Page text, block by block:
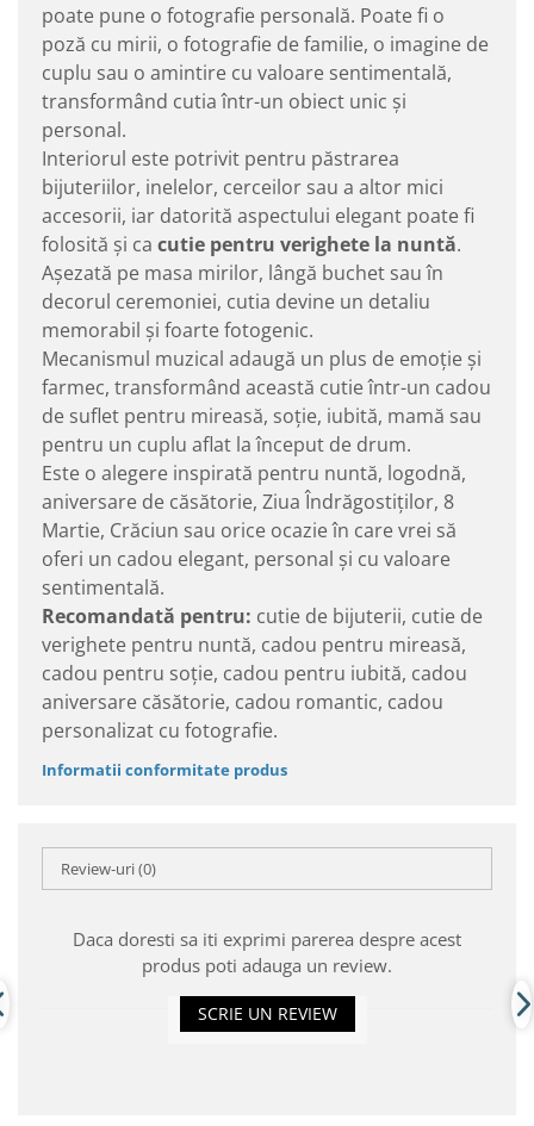
poate pune o fotografie personală. Poate fi o
poză cu mirii, o fotografie de familie, o imagine de
cuplu sau o amintire cu valoare sentimentală,
transformând cutia într-un obiect unic și
personal.
Interiorul este potrivit pentru păstrarea
bijuteriilor, inelelor, cerceilor sau a altor mici
accesorii, iar datorită aspectului elegant poate fi
folosită și ca cutie pentru verighete la nuntă.
Așezată pe masa mirilor, lângă buchet sau în
decorul ceremoniei, cutia devine un detaliu
memorabil și foarte fotogenic.
Mecanismul muzical adaugă un plus de emoție și
farmec, transformând această cutie într-un cadou
de suflet pentru mireasă, soție, iubită, mamă sau
pentru un cuplu aflat la început de drum.
Este o alegere inspirată pentru nuntă, logodnă,
aniversare de căsătorie, Ziua Îndrăgostiților, 8
Martie, Crăciun sau orice ocazie în care vrei să
oferi un cadou elegant, personal și cu valoare
sentimentală.
Recomandată pentru: cutie de bijuterii, cutie de
verighete pentru nuntă, cadou pentru mireasă,
cadou pentru soție, cadou pentru iubită, cadou
aniversare căsătorie, cadou romantic, cadou
personalizat cu fotografie.
Informatii conformitate produs
Review-uri(0)
Daca doresti sa iti exprimi parerea despre acest
produs poti adauga un review.
SCRIE UN REVIEW